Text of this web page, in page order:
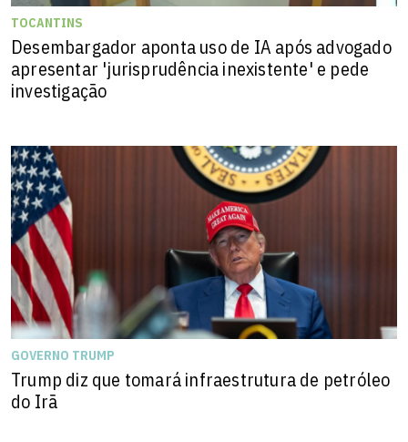
TOCANTINS
Desembargador aponta uso de IA após advogado
apresentar 'jurisprudência inexistente' e pede
investigação
GOVERNO TRUMP
Trump diz que tomará infraestrutura de petróleo
do Irã